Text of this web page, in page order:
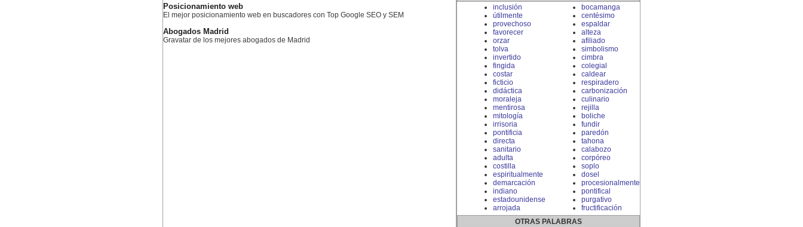
Posicionamiento web
El mejor posicionamiento web en buscadores con Top Google SEO y SEM
Abogados Madrid
Gravatar de los mejores abogados de Madrid
inclusión
útilmente
provechoso
favorecer
orzar
tolva
invertido
fingida
costar
ficticio
didáctica
moraleja
mentirosa
mitología
irrisoria
pontificia
directa
sanitario
adulta
costilla
espiritualmente
demarcación
indiano
estadounidense
arrojada
bocamanga
centésimo
espaldar
alteza
afiliado
simbolismo
cimbra
colegial
caldear
respiradero
carbonización
culinario
rejilla
boliche
fundir
paredón
tahona
calabozo
corpóreo
soplo
dosel
procesionalmente
pontifical
purgativo
fructificación
OTRAS PALABRAS